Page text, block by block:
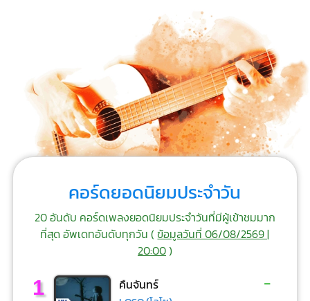
คอร์ดยอดนิยมประจำวัน
20 อันดับ คอร์ดเพลงยอดนิยมประจำวันที่มีผู้เข้าชมมาก
ที่สุด อัพเดทอันดับทุกวัน (ข้อมูลวันที่ 06/08/2569 |
20:00)
1 คืนจันทร์ -